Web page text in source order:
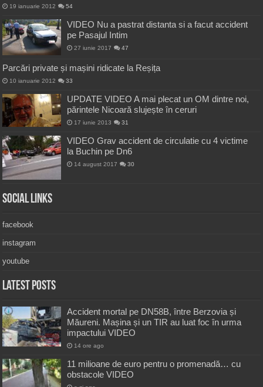
19 ianuarie 2012 54
VIDEO Nu a pastrat distanta si a facut accident
pe Pasajul Intim
27 iunie 2017 47
Parcări private și mașini ridicate la Reșița
10 ianuarie 2012 33
UPDATE VIDEO A mai plecat un OM dintre noi,
părintele Nicoară slujește în ceruri
17 iunie 2013 31
VIDEO Grav accident de circulatie cu 4 victime
la Buchin pe Dn6
14 august 2017 30
Social Links
facebook
instagram
youtube
Latest Posts
Accident mortal pe DN58B, între Berzovia și
Măureni. Mașina și un TIR au luat foc în urma
impactului VIDEO
14 ore ago
11 milioane de euro pentru o promenadă… cu
obstacole VIDEO